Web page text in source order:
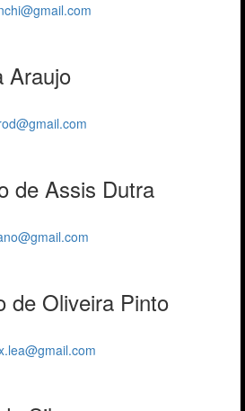
Araujo
de Assis Dutra
de Oliveira Pinto